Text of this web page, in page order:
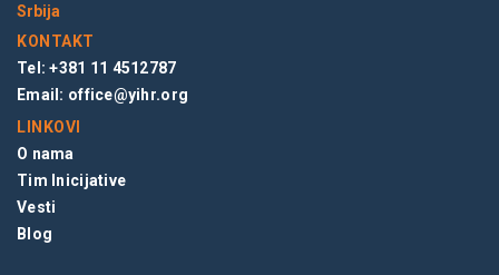
Srbija
KONTAKT
Tel: +381 11 4512787
Email: office@yihr.org
LINKOVI
O nama
Tim Inicijative
Vesti
Blog